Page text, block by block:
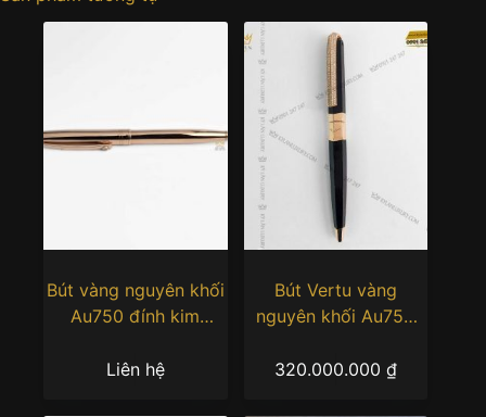
Bút vàng nguyên khối
Au750 đính kim
Liên hệ
Bút Vertu vàng
nguyên khối Au750
320.000.000 ₫